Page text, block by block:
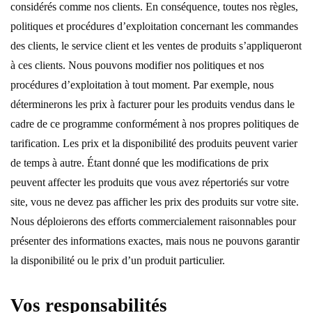
considérés comme nos clients. En conséquence, toutes nos règles,
politiques et procédures d’exploitation concernant les commandes
des clients, le service client et les ventes de produits s’appliqueront
à ces clients. Nous pouvons modifier nos politiques et nos
procédures d’exploitation à tout moment. Par exemple, nous
déterminerons les prix à facturer pour les produits vendus dans le
cadre de ce programme conformément à nos propres politiques de
tarification. Les prix et la disponibilité des produits peuvent varier
de temps à autre. Étant donné que les modifications de prix
peuvent affecter les produits que vous avez répertoriés sur votre
site, vous ne devez pas afficher les prix des produits sur votre site.
Nous déploierons des efforts commercialement raisonnables pour
présenter des informations exactes, mais nous ne pouvons garantir
la disponibilité ou le prix d’un produit particulier.
Vos responsabilités